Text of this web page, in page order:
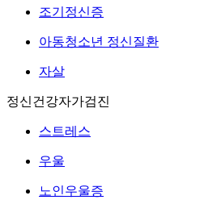
조기정신증
아동청소년 정신질환
자살
정신건강자가검진
스트레스
우울
노인우울증